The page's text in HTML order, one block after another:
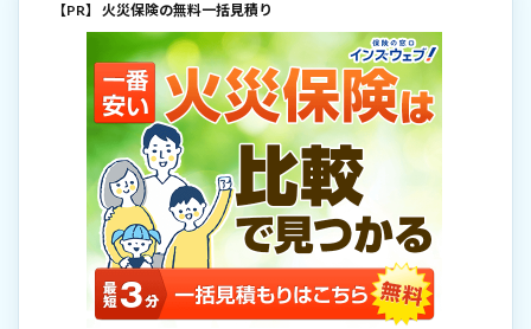
【PR】 火災保険の無料一括見積り